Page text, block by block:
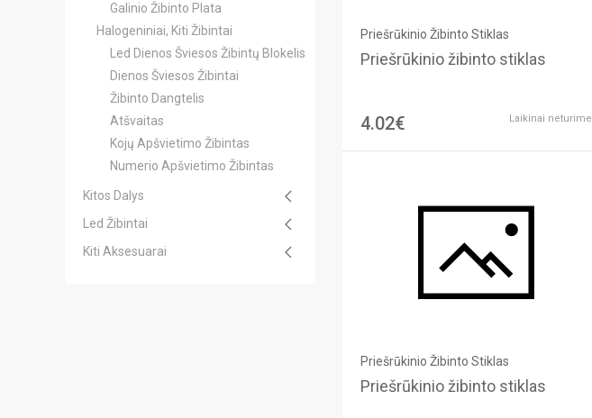
Galinio Žibinto Plata
Halogeniniai, Kiti Žibintai
Led Dienos Šviesos Žibintų Blokelis
Dienos Šviesos Žibintai
Žibinto Dangtelis
Atšvaitas
Kojų Apšvietimo Žibintas
Numerio Apšvietimo Žibintas
Kitos Dalys
Led Žibintai
Kiti Aksesuarai
Priešrūkinio Žibinto Stiklas
Priešrūkinio žibinto stiklas
4.02€ Laikinai neturime
Priešrūkinio Žibinto Stiklas
Priešrūkinio žibinto stiklas